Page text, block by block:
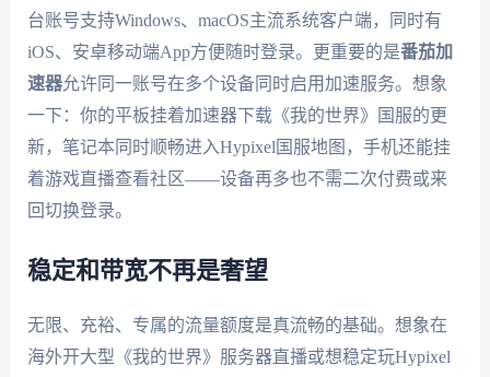
台账号支持Windows、macOS主流系统客户端，同时有
iOS、安卓移动端App方便随时登录。更重要的是番茄加
速器允许同一账号在多个设备同时启用加速服务。想象
一下：你的平板挂着加速器下载《我的世界》国服的更
新，笔记本同时顺畅进入Hypixel国服地图，手机还能挂
着游戏直播查看社区——设备再多也不需二次付费或来
回切换登录。
稳定和带宽不再是奢望
无限、充裕、专属的流量额度是真流畅的基础。想象在
海外开大型《我的世界》服务器直播或想稳定玩Hypixel